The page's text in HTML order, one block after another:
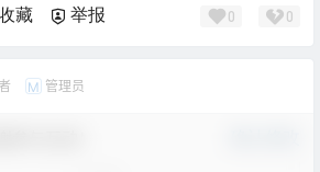
藏 举报 0 0
M 管理员